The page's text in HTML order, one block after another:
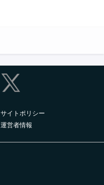
サイトポリシー
運営者情報